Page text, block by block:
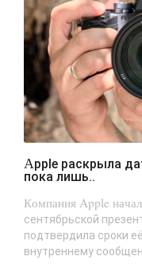
Apple раскрыла дату презентации iPhone 18, но
пока лишь..
Компания Apple
сентябрьской
подтвердила сроки
внутреннему